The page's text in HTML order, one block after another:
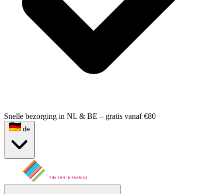
Snelle bezorging in NL & BE – gratis vanaf €80
de